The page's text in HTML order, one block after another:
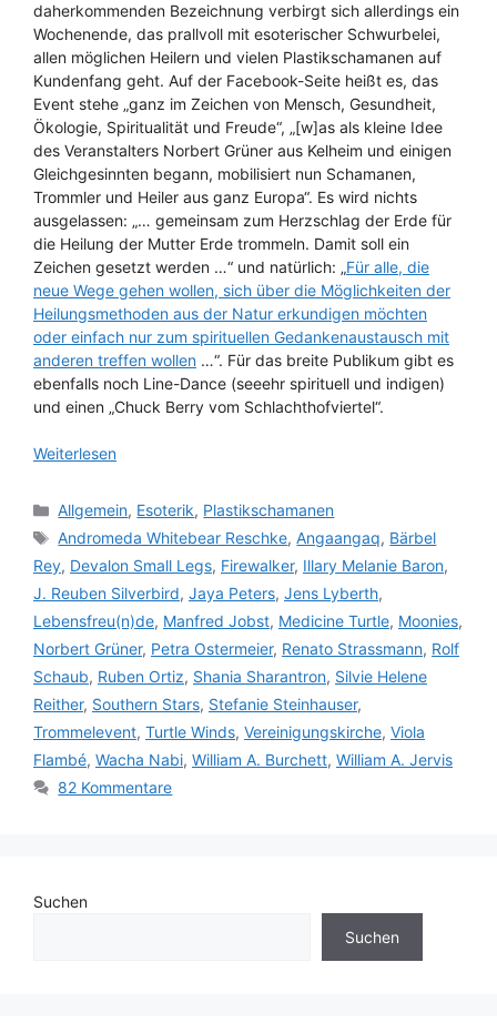
daherkommenden Bezeichnung verbirgt sich allerdings ein
Wochenende, das prallvoll mit esoterischer Schwurbelei,
allen möglichen Heilern und vielen Plastikschamanen auf
Kundenfang geht. Auf der Facebook-Seite heißt es, das
Event stehe „ganz im Zeichen von Mensch, Gesundheit,
Ökologie, Spiritualität und Freude“, „[w]as als kleine Idee
des Veranstalters Norbert Grüner aus Kelheim und einigen
Gleichgesinnten begann, mobilisiert nun Schamanen,
Trommler und Heiler aus ganz Europa“. Es wird nichts
ausgelassen: „… gemeinsam zum Herzschlag der Erde für
die Heilung der Mutter Erde trommeln. Damit soll ein
Zeichen gesetzt werden …“ und natürlich: „Für alle, die
neue Wege gehen wollen, sich über die Möglichkeiten der
Heilungsmethoden aus der Natur erkundigen möchten
oder einfach nur zum spirituellen Gedankenaustausch mit
anderen treffen wollen …“. Für das breite Publikum gibt es
ebenfalls noch Line-Dance (seeehr spirituell und indigen)
und einen „Chuck Berry vom Schlachthofviertel“.
Weiterlesen
Kategorien
Allgemein, Esoterik, Plastikschamanen
Schlagwörter
Andromeda Whitebear Reschke,Angaangaq, Bärbel
Rey, Devalon Small Legs, Firewalker, Illary Melanie Baron,
J. Reuben Silverbird, Jaya Peters, Jens Lyberth,
Lebensfreu(n)de, Manfred Jobst, Medicine Turtle, Moonies,
Norbert Grüner, Petra Ostermeier, Renato Strassmann, Rolf
Schaub, Ruben Ortiz, Shania Sharantron, Silvie Helene
Reither, Southern Stars, Stefanie Steinhauser,
Trommelevent, Turtle Winds, Vereinigungskirche, Viola
Flambé, Wacha Nabi, William A. Burchett, William A. Jervis
82 Kommentare
Suchen
Suchen